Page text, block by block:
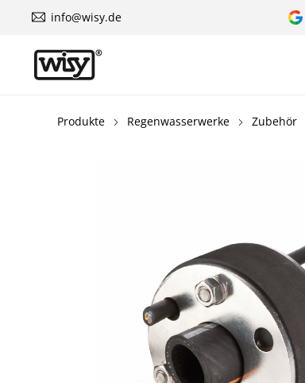
info@wisy.de
Produkte Regenwasserwerke Zubehör